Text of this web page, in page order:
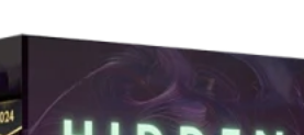
$ 280
بود.
$ 9